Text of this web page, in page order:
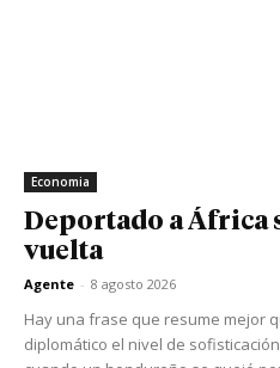
Economia
Deportado a África
vuelta
Agente - 8 agosto 2026
Hay una frase que resume mejor
diplomático el nivel de